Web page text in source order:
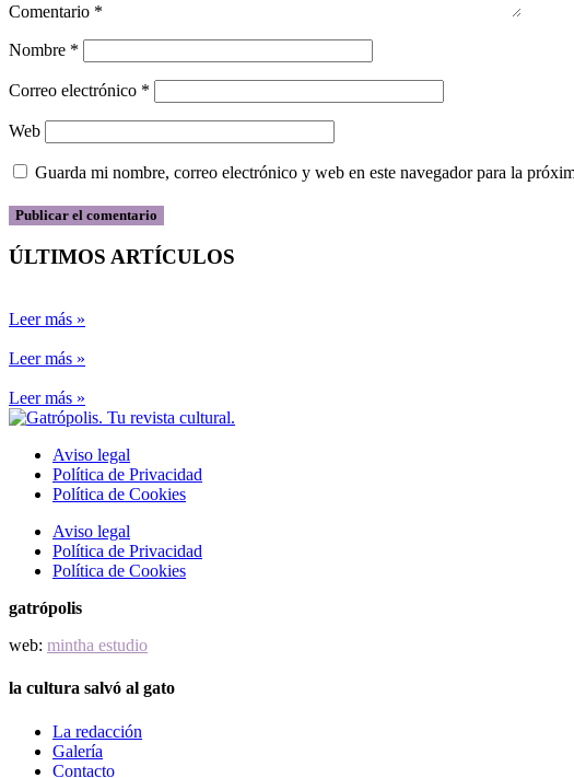
Comentario *
Nombre *
Correo electrónico *
Web
Guarda mi nombre, correo electrónico y web en este navegador para la
ÚLTIMOS ARTÍCULOS
Leer más »
Leer más »
Leer más »
Aviso legal
Política de Privacidad
Política de Cookies
Aviso legal
Política de Privacidad
Política de Cookies
gatrópolis
web: mintha estudio
la cultura salvó al gato
La redacción
Galería
Contacto